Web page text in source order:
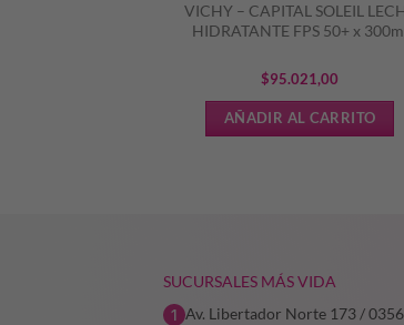
VICHY – CAPITAL SOLEIL
HIDRATANTE FPS 50+ x
$95.021,00
AÑADIR AL CARRITO
SUCURSALES MÁS VIDA
Av. Libertador Norte 173 /